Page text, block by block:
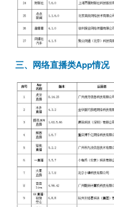
三、网络直播类App情况